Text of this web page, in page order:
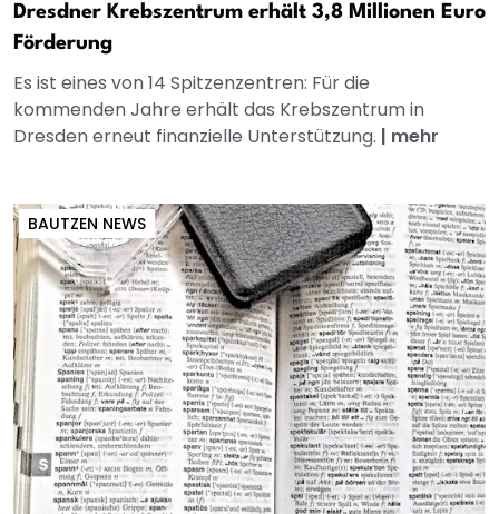
Dresdner Krebszentrum erhält 3,8 Millionen Euro
Förderung
Es ist eines von 14 Spitzenzentren: Für die
kommenden Jahre erhält das Krebszentrum in
Dresden erneut finanzielle Unterstützung. | mehr
BAUTZEN NEWS